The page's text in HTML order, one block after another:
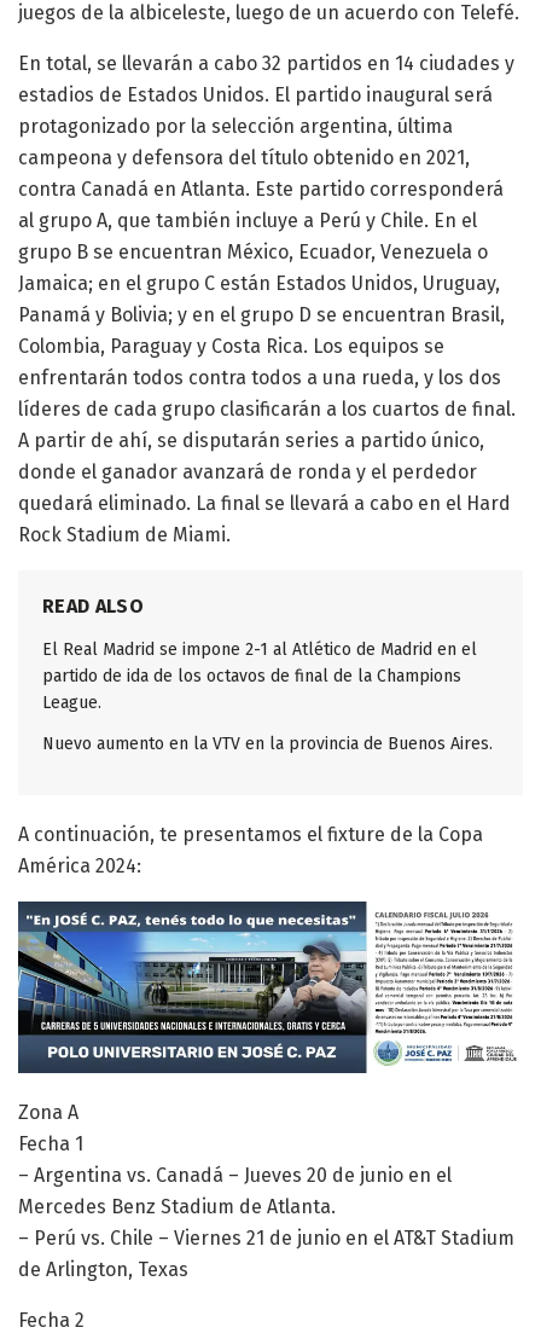
juegos de la albiceleste, luego de un acuerdo con Telefé.
En total, se llevarán a cabo 32 partidos en 14 ciudades y
estadios de Estados Unidos. El partido inaugural será
protagonizado por la selección argentina, última
campeona y defensora del título obtenido en 2021,
contra Canadá en Atlanta. Este partido corresponderá
al grupo A, que también incluye a Perú y Chile. En el
grupo B se encuentran México, Ecuador, Venezuela o
Jamaica; en el grupo C están Estados Unidos, Uruguay,
Panamá y Bolivia; y en el grupo D se encuentran Brasil,
Colombia, Paraguay y Costa Rica. Los equipos se
enfrentarán todos contra todos a una rueda, y los dos
líderes de cada grupo clasificarán a los cuartos de final.
A partir de ahí, se disputarán series a partido único,
donde el ganador avanzará de ronda y el perdedor
quedará eliminado. La final se llevará a cabo en el Hard
Rock Stadium de Miami.
READ ALSO
El Real Madrid se impone 2-1 al Atlético de Madrid en el
partido de ida de los octavos de final de la Champions
League.
Nuevo aumento en la VTV en la provincia de Buenos Aires.
A continuación, te presentamos el fixture de la Copa
América 2024:
Zona A
Fecha 1
– Argentina vs. Canadá – Jueves 20 de junio en el
Mercedes Benz Stadium de Atlanta.
– Perú vs. Chile – Viernes 21 de junio en el AT&T Stadium
de Arlington, Texas
Fecha 2